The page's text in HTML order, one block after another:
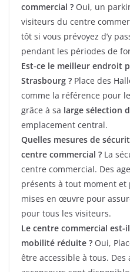
commercial ? Oui, un
visiteurs du centre
tôt si vous prévoyez d’y
pendant les périodes de
Est-ce le meilleur endroit
Strasbourg ? Place des
comme la référence pour
grâce à sa large sélection
emplacement central.
Quelles mesures de
centre commercial ? La
centre commercial. Des
présents à tout moment
mises en œuvre pour
pour tous les visiteurs.
Le centre commercial est-
mobilité réduite ? Oui,
être accessible à tous. Des